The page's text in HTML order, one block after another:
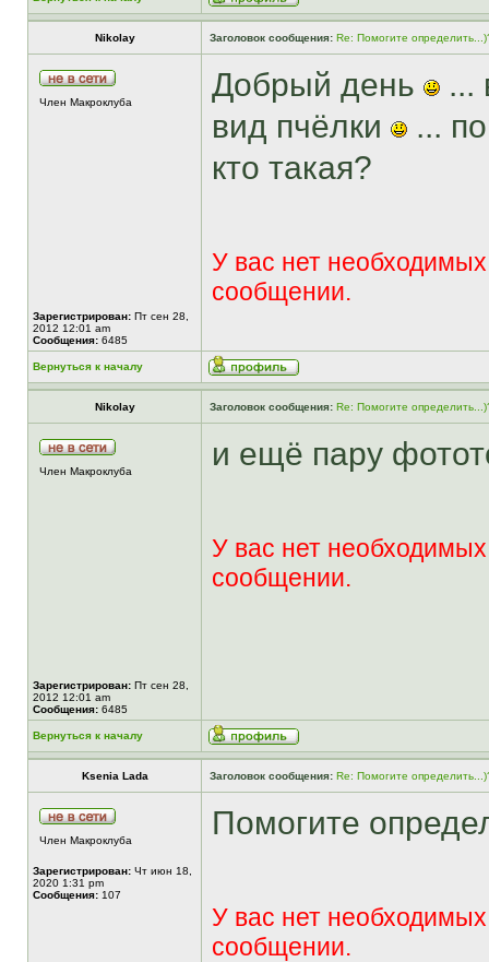
Nikolay Заголовок сообщения: Re: Помогите
Член Макроклуба
Зарегистрирован: Пт сен 28,
2012 12:01 am
Сообщения: 6485
Добрый день
...
вид пчёлки
...
кто такая?
У вас нет
сообщении.
Вернуться к началу
Nikolay Заголовок сообщения: Re: Помогите
Член Макроклуба
Зарегистрирован: Пт сен 28,
2012 12:01 am
Сообщения: 6485
и ещё пару
У вас нет
сообщении.
Вернуться к началу
Ksenia Lada Заголовок сообщения: Re: Помогите
Член Макроклуба
Зарегистрирован: Чт июн 18,
2020 1:31 pm
Сообщения: 107
Помогите
У вас нет
сообщении.